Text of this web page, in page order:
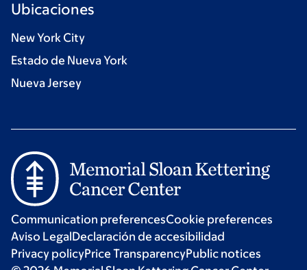
Ubicaciones
New York City
Estado de Nueva York
Nueva Jersey
Communication preferencesCookie preferences
Aviso LegalDeclaración de accesibilidad
Privacy policyPrice TransparencyPublic notices